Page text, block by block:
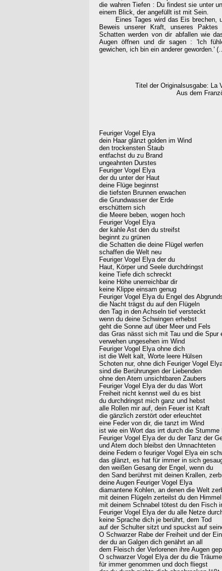
die wahren Tiefen : Du findest sie unter
einem Blick, der angefüllt ist mit Sein.
Eines Tages wird das Eis brechen,
Beweis unserer Kraft, unseres
Schatten werden von dir abfallen wie
Augen öffnen und dir sagen : 'Ich
gewichen, ich bin ein anderer geworden.'
Titel der Originalsusgabe: La
Aus dem
Feuriger Vogel Elya
dein Haar glänzt golden im Wind
den trockensten Staub
entfachst du zu Brand
ungeahnten Durstes
Feuriger Vogel Elya
der du unter der Haut
deine Flüge beginnst
die tiefsten Brunnen erwachen
die Grundwasser der Erde
erschüttern sich
die Meere beben, wogen hoch
Feuriger Vogel Elya
der kahle Ast den du streifst
beginnt zu grünen
die Schatten die deine Flügel werfen
schaffen die Welt neu
Feuriger Vogel Elya der du
Haut, Körper und Seele durchdringst
keine Tiefe dich schreckt
keine Höhe unerreichbar dir
keine Klippe einsam genug
Feuriger Vogel Elya du Engel des
die Nacht trägst du auf den Flügeln
den Tag in den Achseln tief versteckt
wenn du deine Schwingen erhebst
geht die Sonne auf über Meer und Fels
das Gras nässt sich mit Tau und die Spur
verwehen ungesehen im Wind
Feuriger Vogel Elya ohne dich
ist die Welt kalt, Worte leere Hülsen
Schoten nur, ohne dich Feuriger Vogel
sind die Berührungen der Liebenden
ohne den Atem unsichtbaren Zaubers
Feuriger Vogel Elya der du das Wort
Freiheit nicht kennst weil du es bist
du durchdringst mich ganz und hebst
alle Rollen mir auf, dein Feuer ist Kraft
die gänzlich zerstört oder erleuchtet
eine Feder von dir, die tanzt im Wind
ist wie ein Wort das irrt durch die Stumme
Feuriger Vogel Elya der du der Tanz der
und Atem doch bleibst den Umnachteten
deine Federn o feuriger Vogel Elya ein
das glänzt, es hat für immer in sich
den weißen Gesang der Engel, wenn du
den Sand berührst mit deinen Krallen,
deine Augen Feuriger Vogel Elya
diamantene Kohlen, an denen die Welt
mit deinen Flügeln zerteilst du den Himmel
mit deinem Schnabel tötest du den Fisch
Feuriger Vogel Elya der du alle Netze
keine Sprache dich je berührt, dem Tod
auf der Schulter sitzt und spuckst auf
O Schwarzer Rabe der Freiheit und der
der du an Galgen dich genährt an all
dem Fleisch der Verlorenen ihre Augen
O schwarzer Vogel Elya der du die Träume
für immer genommen und doch fliegst